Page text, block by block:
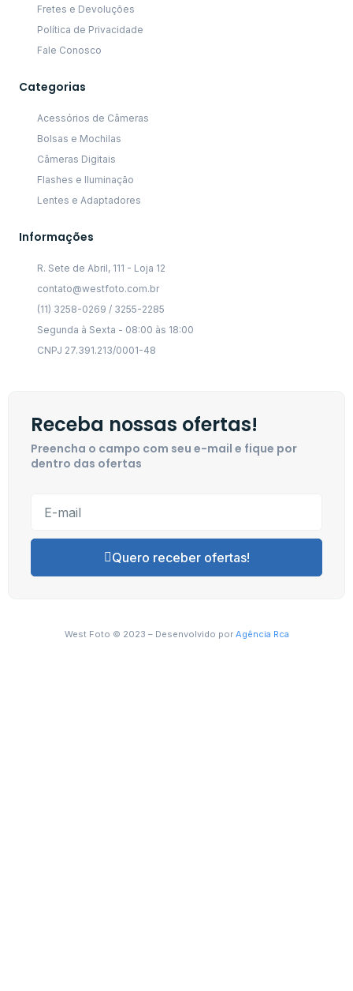
Fretes e Devoluções
Política de Privacidade
Fale Conosco
Categorias
Acessórios de Câmeras
Bolsas e Mochilas
Câmeras Digitais
Flashes e Iluminação
Lentes e Adaptadores
Informações
R. Sete de Abril, 111 - Loja 12
contato@westfoto.com.br
(11) 3258-0269 / 3255-2285
Segunda à Sexta - 08:00 às 18:00
CNPJ 27.391.213/0001-48
Receba nossas ofertas!
Preencha o campo com seu e-mail e fique por
dentro das ofertas
Quero receber ofertas!
West Foto © 2023 – Desenvolvido por Agência Rca